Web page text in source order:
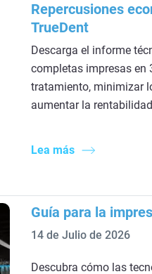
Repercusiones
TrueDent
Descarga el informe
completas impresas en
tratamiento, minimizar
aumentar la
Lea más
Guía para la
14 de Julio de 2026
Descubra cómo las